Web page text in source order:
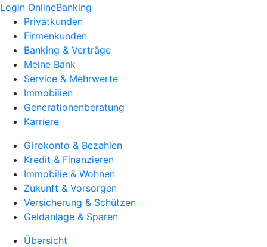
Login OnlineBanking
Privatkunden
Firmenkunden
Banking & Verträge
Meine Bank
Service & Mehrwerte
Immobilien
Generationenberatung
Karriere
Girokonto & Bezahlen
Kredit & Finanzieren
Immobilie & Wohnen
Zukunft & Vorsorgen
Versicherung & Schützen
Geldanlage & Sparen
Übersicht